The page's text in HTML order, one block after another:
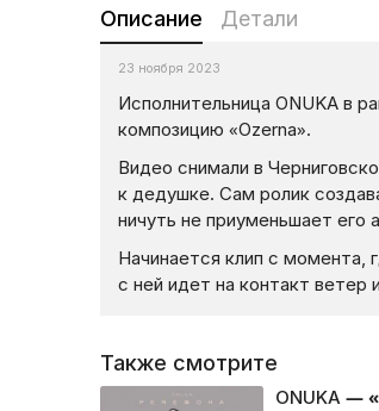
Описание Детали
23 ноября 2023
Исполнительница ONUKA в
композицию «Ozerna».
Видео снимали в
к дедушке. Сам ролик
ничуть не приуменьшает
Начинается клип с момента,
с ней идет на контакт ветер
Также смотрите
ONUKA —